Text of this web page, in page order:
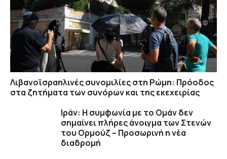
Λιβανοϊσραηλινές συνομιλίες στη Ρώμη: Πρόοδος
στα ζητήματα των συνόρων και της εκεχειρίας
Ιράν: Η συμφωνία με το Ομάν δεν
σημαίνει πλήρες άνοιγμα των Στενών
του Ορμούζ – Προσωρινή η νέα
διαδρομή